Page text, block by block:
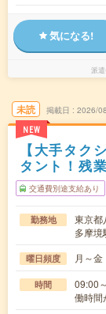
気になる!
派
未読
NEW
掲載日 2026/
【大手タク
タント！残
交通費別途支給あり
勤務地
東京都
多摩
曜日頻度 月～
時間
09:00
働時